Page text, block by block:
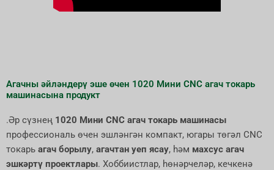
Агачны әйләндерү эше өчен 1020 Мини CNC агач токарь
машинасына продукт
.Әр сүзнең 1020 Мини CNC агач токарь машинасы
профессиональ өчен эшләнгән компакт, югары төгәл CNC
токарь агач борылу, агачтан уеп ясау, һәм махсус агач
эшкәртү проектлары. Хоббиистлар, һөнәрчеләр, кечкенә